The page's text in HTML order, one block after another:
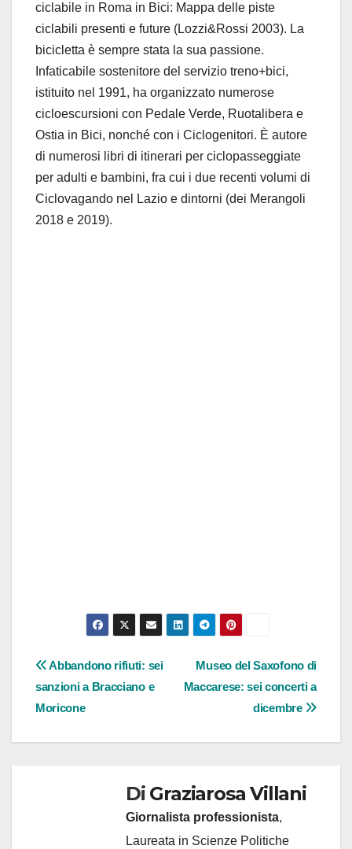
ciclabile in Roma in Bici: Mappa delle piste
ciclabili presenti e future (Lozzi&Rossi 2003). La
bicicletta è sempre stata la sua passione.
Infaticabile sostenitore del servizio treno+bici,
istituito nel 1991, ha organizzato numerose
cicloescursioni con Pedale Verde, Ruotalibera e
Ostia in Bici, nonché con i Ciclogenitori. È autore
di numerosi libri di itinerari per ciclopasseggiate
per adulti e bambini, fra cui i due recenti volumi di
Ciclovagando nel Lazio e dintorni (dei Merangoli
2018 e 2019).
Navigazione
articoli
Museo del Saxofono di
Maccarese: sei concerti a
dicembre
Abbandono rifiuti: sei
sanzioni a Bracciano e
Moricone
Di Graziarosa Villani
Giornalista professionista,
Laureata in Scienze Politiche